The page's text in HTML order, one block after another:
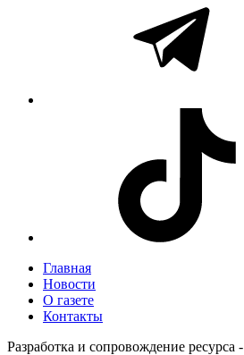
Главная
Новости
О газете
Контакты
Разработка и сопровождение ресурса -